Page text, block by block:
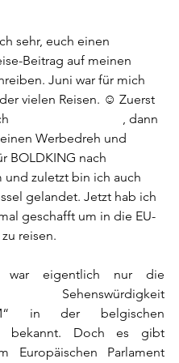
Beitrag auf meinen
Juni war für mich
vielen Reisen. ☺️ Zuerst
, dann
Werbedreh und
BOLDKING nach
und zuletzt bin ich auch
gelandet. Jetzt hab ich
geschafft um in die EU-
reisen.
war eigentlich nur die
Sehenswürdigkeit
in der belgischen
bekannt. Doch es gibt
Europäischen Parlament